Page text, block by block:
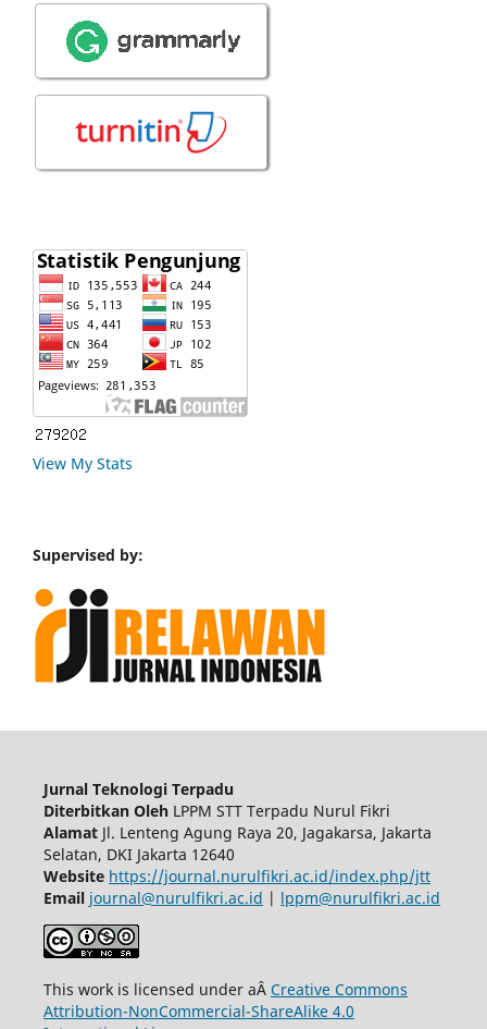
View My Stats
Supervised by:
Jurnal Teknologi Terpadu
Diterbitkan OlehLPPM STT Terpadu Nurul Fikri
AlamatJl. Lenteng Agung Raya 20, Jagakarsa, Jakarta
Selatan, DKI Jakarta 12640
Website https://journal.nurulfikri.ac.id/index.php/jtt
Email journal@nurulfikri.ac.id | lppm@nurulfikri.ac.id
This work is licensed under aÂ Creative Commons
Attribution-NonCommercial-ShareAlike 4.0